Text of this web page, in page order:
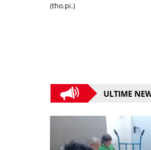
(tho.pi.)
ULTIME